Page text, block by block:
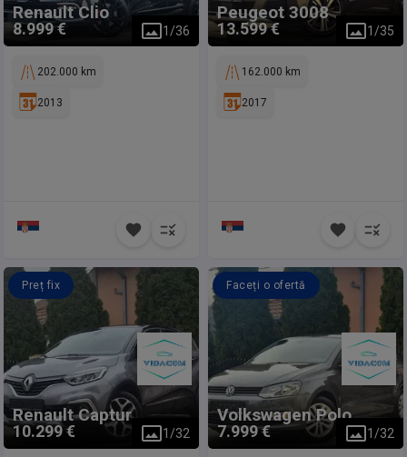
Renault Clio
8.999 € 1 /36
202.000 km
2013
Peugeot 3008
13.599 € 1 /35
162.000 km
2017
Renault Captur
10.299 €
Preț fix
1 /32
Volkswagen Polo
7.999 €
Faceți o ofertă
1 /32